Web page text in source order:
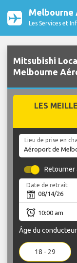
Les Services et
Mitsubishi
Melbourne
LES
Lieu de prise en
Retourner
Date de retrait
Âge du conducteur
18 - 29